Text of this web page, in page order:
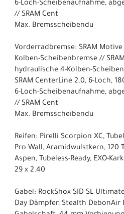
6-Loch-Scheibenaufnahme,
// SRAM Cent
Max. Bremsscheibendu
Vorderradbremse: SRAM
Kolben-Scheibenbremse //
hydraulische 4-Kolben-
SRAM CenterLine 2.0, 6-Loch,
6-Loch-Scheibenaufnahme,
// SRAM Cent
Max. Bremsscheibendu
Reifen: Pirelli Scorpion XC,
Pro Wall, Aramidwulstkern, 120
Aspen, Tubeless-Ready, EXO-
29 x 2.40
Gabel: RockShox SID SL
Day Dämpfer, Stealth DebonAir